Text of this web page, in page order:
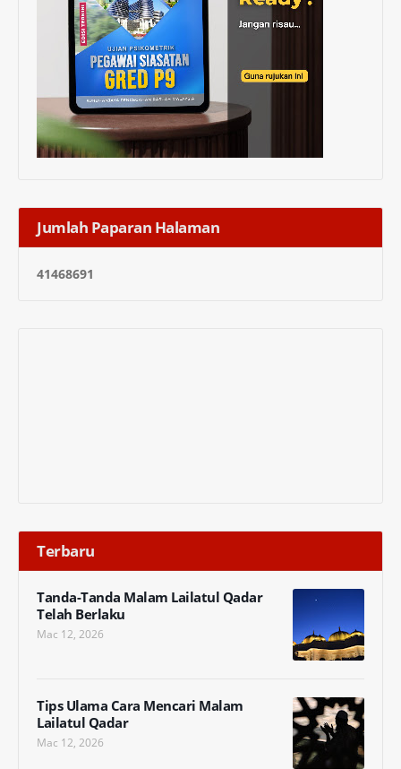
Jumlah Paparan Halaman
41468691
Terbaru
Tanda-Tanda Malam Lailatul Qadar
Telah Berlaku
Mac 12, 2026
Tips Ulama Cara Mencari Malam
Lailatul Qadar
Mac 12, 2026